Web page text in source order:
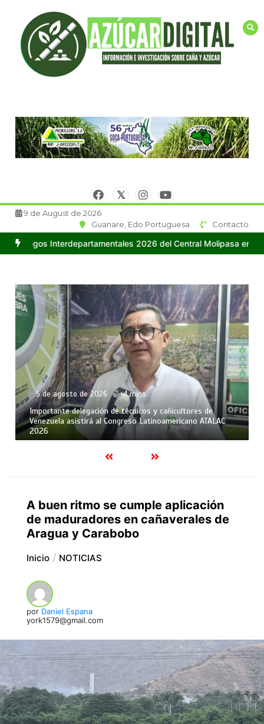
contenido
9 de August de 2026
Guanare, Edo Portuguesa
Contacto
2026 del Central Molipasa en la ciudad de
5 de agosto de 2026 4 mins
Importante delegación de técnicos y cañicultores de
Venezuela asistirá al Congreso Latinoamericano ATALAC
2026
A buen ritmo se cumple aplicación
de maduradores en cañaverales de
Aragua y Carabobo
Inicio NOTICIAS
por Daniel Espana
york1579@gmail.com